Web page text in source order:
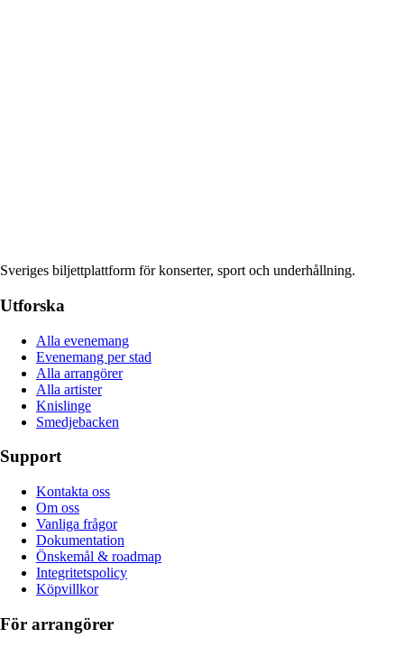
Sveriges biljettplattform för konserter, sport och underhållning.
Utforska
Alla evenemang
Evenemang per stad
Alla arrangörer
Alla artister
Knislinge
Smedjebacken
Support
Kontakta oss
Om oss
Vanliga frågor
Dokumentation
Önskemål & roadmap
Integritetspolicy
Köpvillkor
För arrangörer